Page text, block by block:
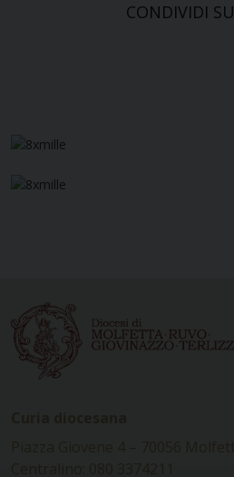
CONDIVIDI SU